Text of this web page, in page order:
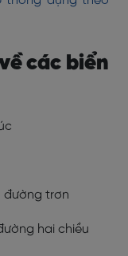
các biển
đường trơn
hai chiều